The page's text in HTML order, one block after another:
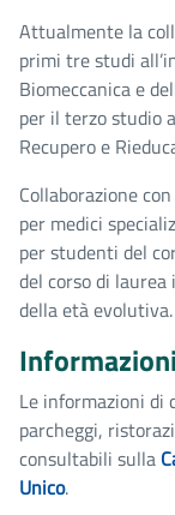
Attualmente la
primi tre studi
Biomeccanica e
per il terzo studio
Recupero e
Collaborazione
per medici
per studenti del
del corso di
della età evolutiva.
Le informazioni di
parcheggi,
consultabili sulla
Unico.